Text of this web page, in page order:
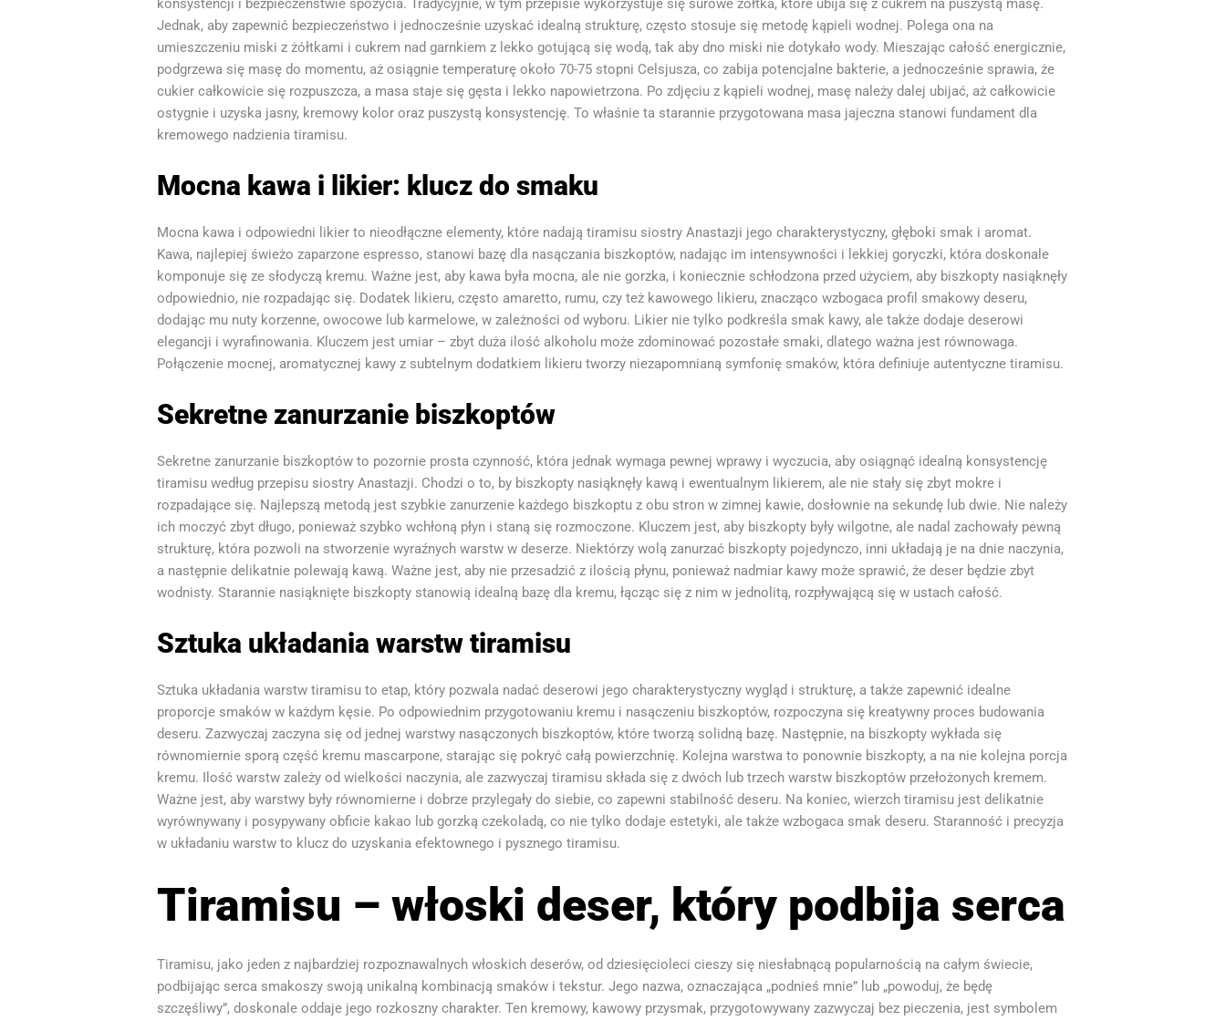
konsystencji i bezpieczeństwie spożycia. Tradycyjnie, w tym przepisie wykorzystuje się surowe żółtka, które ubija się z cukrem na puszystą masę.
Jednak, aby zapewnić bezpieczeństwo i jednocześnie uzyskać idealną strukturę, często stosuje się metodę kąpieli wodnej. Polega ona na
umieszczeniu miski z żółtkami i cukrem nad garnkiem z lekko gotującą się wodą, tak aby dno miski nie dotykało wody. Mieszając całość energicznie,
podgrzewa się masę do momentu, aż osiągnie temperaturę około 70-75 stopni Celsjusza, co zabija potencjalne bakterie, a jednocześnie sprawia, że
cukier całkowicie się rozpuszcza, a masa staje się gęsta i lekko napowietrzona. Po zdjęciu z kąpieli wodnej, masę należy dalej ubijać, aż całkowicie
ostygnie i uzyska jasny, kremowy kolor oraz puszystą konsystencję. To właśnie ta starannie przygotowana masa jajeczna stanowi fundament dla
kremowego nadzienia tiramisu.
Mocna kawa i likier: klucz do smaku
Mocna kawa i odpowiedni likier to nieodłączne elementy, które nadają tiramisu siostry Anastazji jego charakterystyczny, głęboki smak i aromat.
Kawa, najlepiej świeżo zaparzone espresso, stanowi bazę dla nasączania biszkoptów, nadając im intensywności i lekkiej goryczki, która doskonale
komponuje się ze słodyczą kremu. Ważne jest, aby kawa była mocna, ale nie gorzka, i koniecznie schłodzona przed użyciem, aby biszkopty nasiąknęły
odpowiednio, nie rozpadając się. Dodatek likieru, często amaretto, rumu, czy też kawowego likieru, znacząco wzbogaca profil smakowy deseru,
dodając mu nuty korzenne, owocowe lub karmelowe, w zależności od wyboru. Likier nie tylko podkreśla smak kawy, ale także dodaje deserowi
elegancji i wyrafinowania. Kluczem jest umiar – zbyt duża ilość alkoholu może zdominować pozostałe smaki, dlatego ważna jest równowaga.
Połączenie mocnej, aromatycznej kawy z subtelnym dodatkiem likieru tworzy niezapomnianą symfonię smaków, która definiuje autentyczne tiramisu.
Sekretne zanurzanie biszkoptów
Sekretne zanurzanie biszkoptów to pozornie prosta czynność, która jednak wymaga pewnej wprawy i wyczucia, aby osiągnąć idealną konsystencję
tiramisu według przepisu siostry Anastazji. Chodzi o to, by biszkopty nasiąknęły kawą i ewentualnym likierem, ale nie stały się zbyt mokre i
rozpadające się. Najlepszą metodą jest szybkie zanurzenie każdego biszkoptu z obu stron w zimnej kawie, dosłownie na sekundę lub dwie. Nie należy
ich moczyć zbyt długo, ponieważ szybko wchłoną płyn i staną się rozmoczone. Kluczem jest, aby biszkopty były wilgotne, ale nadal zachowały pewną
strukturę, która pozwoli na stworzenie wyraźnych warstw w deserze. Niektórzy wolą zanurzać biszkopty pojedynczo, inni układają je na dnie naczynia,
a następnie delikatnie polewają kawą. Ważne jest, aby nie przesadzić z ilością płynu, ponieważ nadmiar kawy może sprawić, że deser będzie zbyt
wodnisty. Starannie nasiąknięte biszkopty stanowią idealną bazę dla kremu, łącząc się z nim w jednolitą, rozpływającą się w ustach całość.
Sztuka układania warstw tiramisu
Sztuka układania warstw tiramisu to etap, który pozwala nadać deserowi jego charakterystyczny wygląd i strukturę, a także zapewnić idealne
proporcje smaków w każdym kęsie. Po odpowiednim przygotowaniu kremu i nasączeniu biszkoptów, rozpoczyna się kreatywny proces budowania
deseru. Zazwyczaj zaczyna się od jednej warstwy nasączonych biszkoptów, które tworzą solidną bazę. Następnie, na biszkopty wykłada się
równomiernie sporą część kremu mascarpone, starając się pokryć całą powierzchnię. Kolejna warstwa to ponownie biszkopty, a na nie kolejna porcja
kremu. Ilość warstw zależy od wielkości naczynia, ale zazwyczaj tiramisu składa się z dwóch lub trzech warstw biszkoptów przełożonych kremem.
Ważne jest, aby warstwy były równomierne i dobrze przylegały do siebie, co zapewni stabilność deseru. Na koniec, wierzch tiramisu jest delikatnie
wyrównywany i posypywany obficie kakao lub gorzką czekoladą, co nie tylko dodaje estetyki, ale także wzbogaca smak deseru. Staranność i precyzja
w układaniu warstw to klucz do uzyskania efektownego i pysznego tiramisu.
Tiramisu – włoski deser, który podbija serca
Tiramisu, jako jeden z najbardziej rozpoznawalnych włoskich deserów, od dziesięcioleci cieszy się niesłabnącą popularnością na całym świecie,
podbijając serca smakoszy swoją unikalną kombinacją smaków i tekstur. Jego nazwa, oznaczająca „podnieś mnie” lub „powoduj, że będę
szczęśliwy”, doskonale oddaje jego rozkoszny charakter. Ten kremowy, kawowy przysmak, przygotowywany zazwyczaj bez pieczenia, jest symbolem